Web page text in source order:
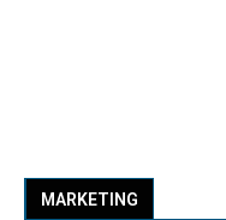
MARKETING